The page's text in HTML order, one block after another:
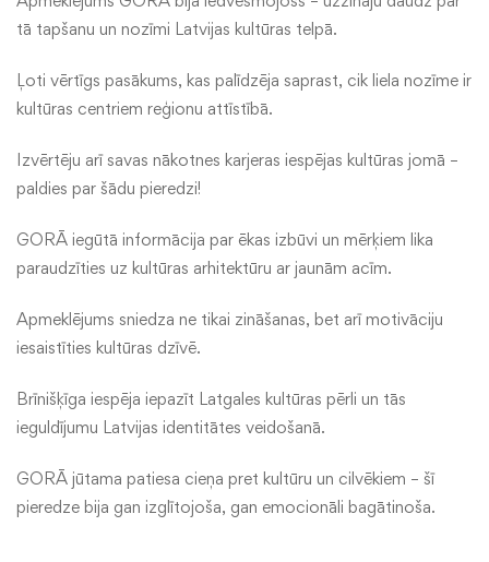
tā tapšanu un nozīmi Latvijas kultūras telpā.
Ļoti vērtīgs pasākums, kas palīdzēja saprast, cik liela nozīme ir
kultūras centriem reģionu attīstībā.
Izvērtēju arī savas nākotnes karjeras iespējas kultūras jomā –
paldies par šādu pieredzi!
GORĀ iegūtā informācija par ēkas izbūvi un mērķiem lika
paraudzīties uz kultūras arhitektūru ar jaunām acīm.
Apmeklējums sniedza ne tikai zināšanas, bet arī motivāciju
iesaistīties kultūras dzīvē.
Brīnišķīga iespēja iepazīt Latgales kultūras pērli un tās
ieguldījumu Latvijas identitātes veidošanā.
GORĀ jūtama patiesa cieņa pret kultūru un cilvēkiem – šī
pieredze bija gan izglītojoša, gan emocionāli bagātinoša.